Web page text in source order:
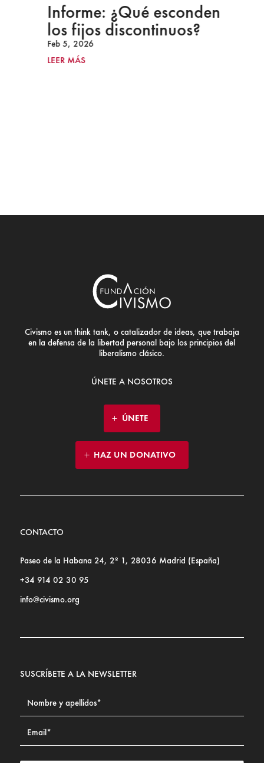
Informe: ¿Qué esconden
los fijos discontinuos?
Feb 5, 2026
LEER MÁS
Civismo es un think tank, o catalizador de ideas, que trabaja
en la defensa de la libertad personal bajo los principios del
liberalismo clásico.
ÚNETE A NOSOTROS
ÚNETE
HAZ UN DONATIVO
CONTACTO
Paseo de la Habana 24, 2º 1, 28036 Madrid (España)
+34 914 02 30 95
info@civismo.org
SUSCRÍBETE A LA NEWSLETTER